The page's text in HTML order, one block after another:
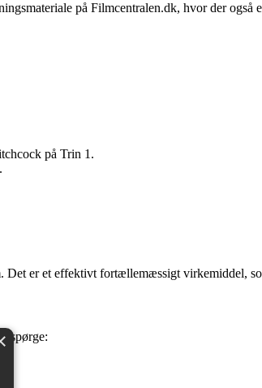
på Filmcentralen.dk, hvor der
på Trin 1.
er et effektivt fortællemæssigt virkemiddel,
spørge: